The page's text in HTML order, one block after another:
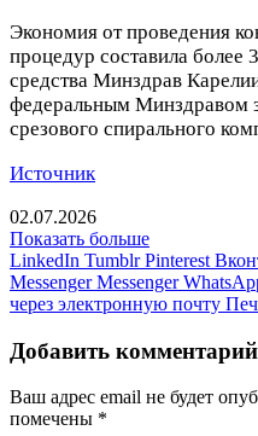
Экономия от проведения
процедур составила более
средства Минздрав
федеральным Минздравом
срезового спирального
Источник
02.07.2026
Показать больше
LinkedIn Tumblr Pinterest
Messenger Messenger
через электронную почту
Добавить комментарий
Ваш адрес email не будет
помечены *